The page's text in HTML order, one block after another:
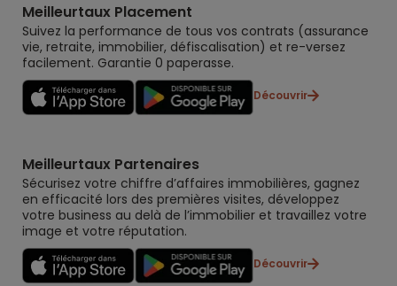
Meilleurtaux Placement
Suivez la performance de tous vos contrats (assurance
vie, retraite, immobilier, défiscalisation) et re-versez
facilement. Garantie 0 paperasse.
Découvrir
Meilleurtaux Partenaires
Sécurisez votre chiffre d’affaires immobilières, gagnez
en efficacité lors des premières visites, développez
votre business au delà de l’immobilier et travaillez votre
image et votre réputation.
Découvrir